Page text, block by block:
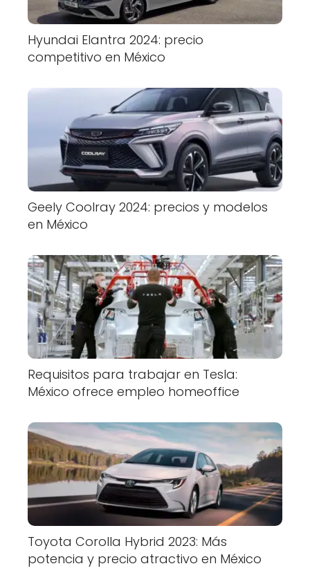
Hyundai Elantra 2024: precio
competitivo en México
Geely Coolray 2024: precios y modelos
en México
Requisitos para trabajar en Tesla:
México ofrece empleo homeoffice
Toyota Corolla Hybrid 2023: Más
potencia y precio atractivo en México